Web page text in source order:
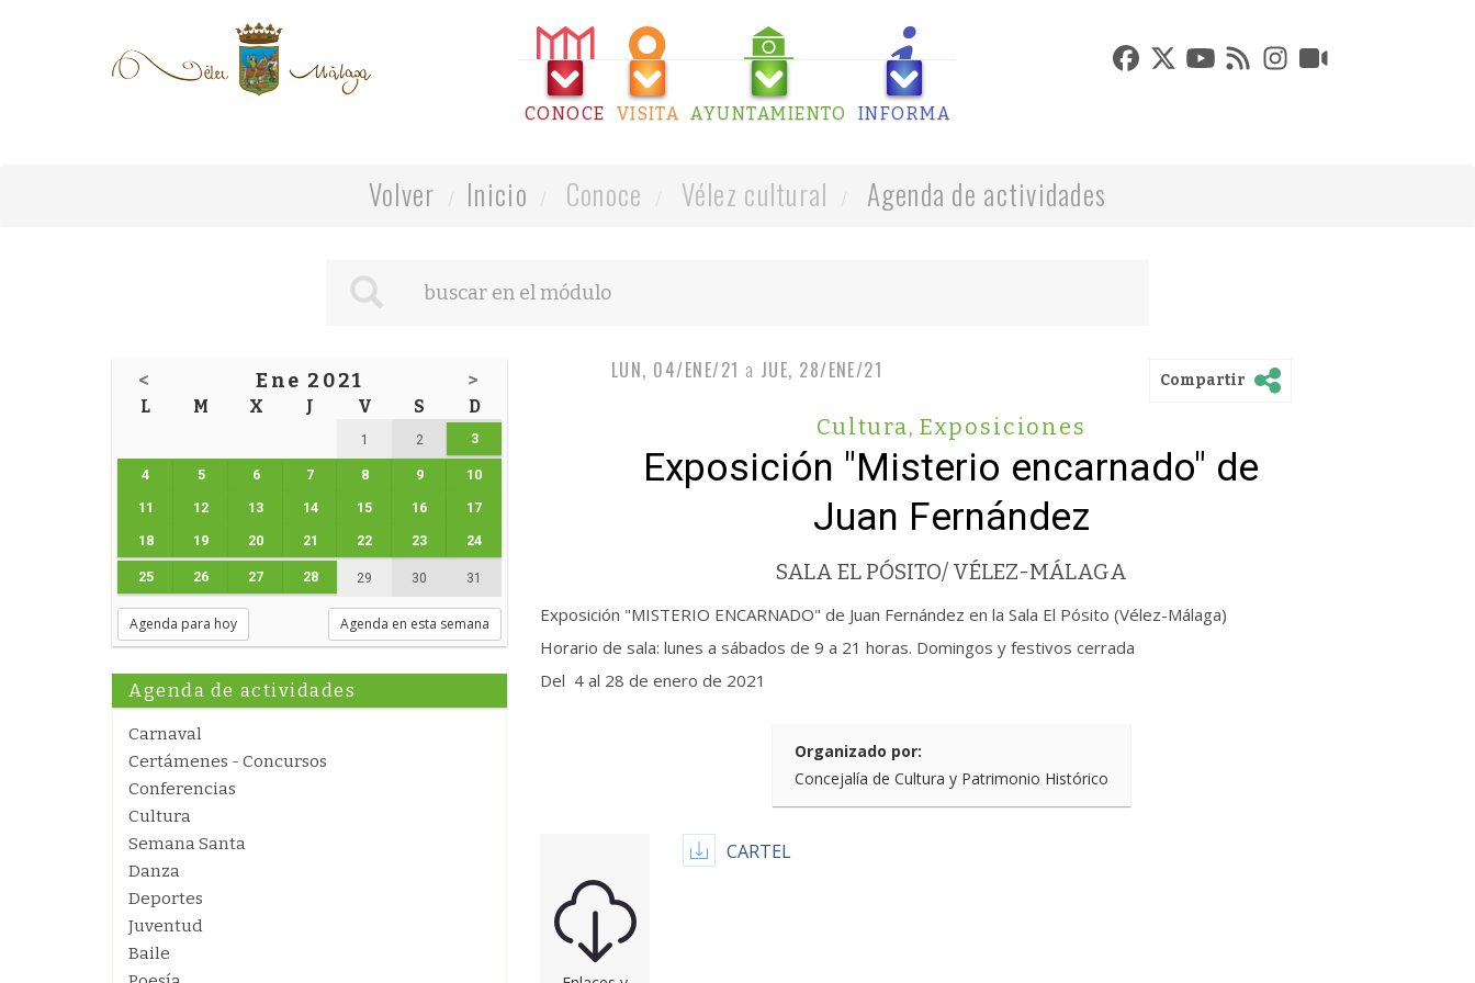
CONOCE VISITA AYUNTAMIENTO INFORMA
Volver Inicio Conoce Vélez cultural Agenda de actividades
< Ene 2021 >
L M X J V S D
1 2 3
4 5 6 7 8 9 10
11 12 13 14 15 16 17
18 19 20 21 22 23 24
25 26 27 28 29 30 31
Agenda para hoy Agenda en esta semana
Agenda de actividades
Carnaval
Certámenes - Concursos
Conferencias
Cultura
Semana Santa
Danza
Deportes
Juventud
Baile
LUN, 04/ENE/21 a JUE, 28/ENE/21 Compartir
Cultura, Exposiciones
Exposición "Misterio encarnado" de
Juan Fernández
SALA EL PÓSITO/ VÉLEZ-MÁLAGA
Exposición "MISTERIO ENCARNADO" de Juan Fernández en la Sala El Pósito (Vélez-Málaga)
Horario de sala: lunes a sábados de 9 a 21 horas. Domingos y festivos cerrada
Del 4 al 28 de enero de 2021
Organizado por:
Concejalía de Cultura y Patrimonio Histórico
CARTEL